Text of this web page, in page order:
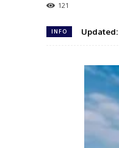
121
INFO Updated: